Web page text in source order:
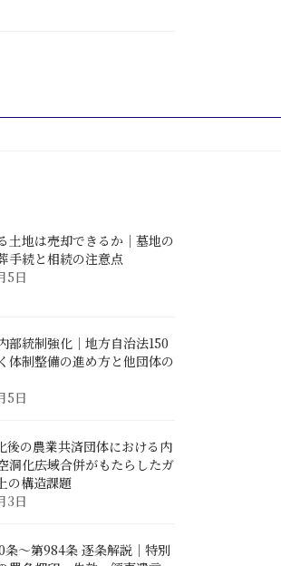
土地は売却できるか｜墓地の
手続と相続の注意点
5日
部統制強化｜地方自治法150
体制整備の進め方と他団体の
5日
後の農業共済団体における内
洞化――広域合併がもたらしたガ
の構造課題
3日
条〜第984条 逐条解説｜特別